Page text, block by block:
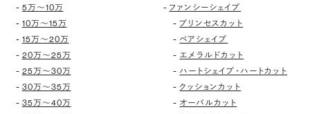
- 5万〜10万
- 10万〜15万
- 15万〜20万
- 20万〜25万
- 25万〜30万
- 30万〜35万
- 35万〜40万
- ファンシーシェイプ
-プリンセスカット
- ペアシェイプ
- エメラルドカット
- ハートシェイプ・ハートカット
- クッションカット
- オーバルカット